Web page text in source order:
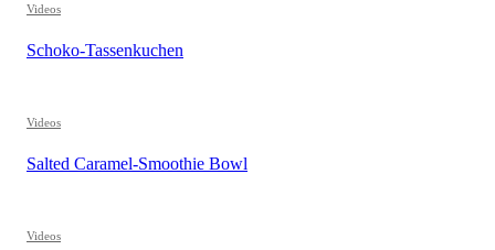
Videos
Schoko-Tassenkuchen
Videos
Salted Caramel-Smoothie Bowl
Videos